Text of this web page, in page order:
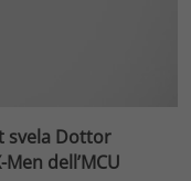
svela Dottor
dell’MCU